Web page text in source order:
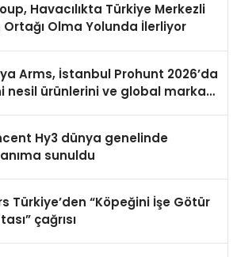
Havacılıkta Türkiye Merkezli
Ortağı Olma Yolunda İlerliyor
Arms, İstanbul Prohunt 2026’da
nesil ürünlerini ve global marka
Hy3 dünya genelinde
sunuldu
Türkiye’den “Köpeğini İşe Götür
çağrısı